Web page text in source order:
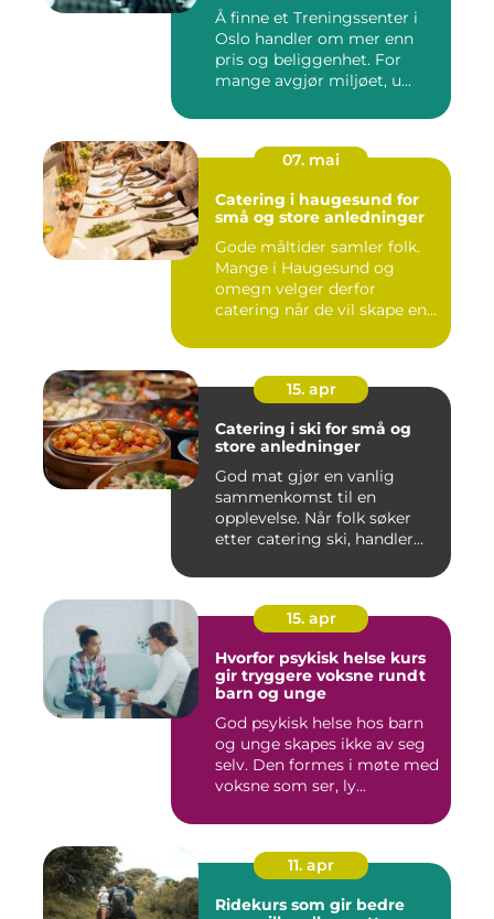
Å finne et Treningssenter i
Oslo handler om mer enn
pris og beliggenhet. For
mange avgjør miljøet, u...
07. mai
Catering i haugesund for
små og store anledninger
Gode måltider samler folk.
Mange i Haugesund og
omegn velger derfor
catering når de vil skape en
15. apr
Catering i ski for små og
store anledninger
God mat gjør en vanlig
sammenkomst til en
opplevelse. Når folk søker
etter catering ski, handler
15. apr
Hvorfor psykisk helse kurs
gir tryggere voksne rundt
barn og unge
God psykisk helse hos barn
og unge skapes ikke av seg
selv. Den formes i møte med
voksne som ser, ly...
11. apr
Ridekurs som gir bedre